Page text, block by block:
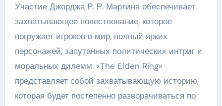
Участие Джорджа Р. Р. Мартина обеспечивает
захватывающее повествование, которое
погружает игроков в мир, полный ярких
персонажей, запутанных политических интриг и
моральных дилемм. «The Elden Ring»
представляет собой захватывающую историю,
которая будет постепенно разворачиваться по